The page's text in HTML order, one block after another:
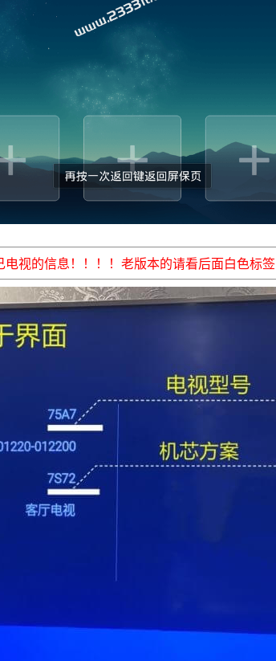
视的信息！！！！老版本的请看后面白色标签